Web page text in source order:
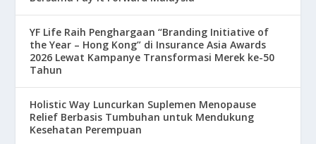
YF Life Raih Penghargaan “Branding Initiative of
the Year – Hong Kong” di Insurance Asia Awards
2026 Lewat Kampanye Transformasi Merek ke-50
Tahun
Holistic Way Luncurkan Suplemen Menopause
Relief Berbasis Tumbuhan untuk Mendukung
Kesehatan Perempuan